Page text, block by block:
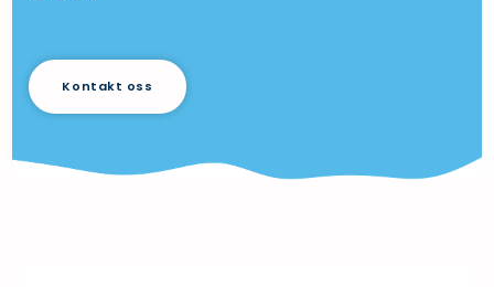
Kontakt oss